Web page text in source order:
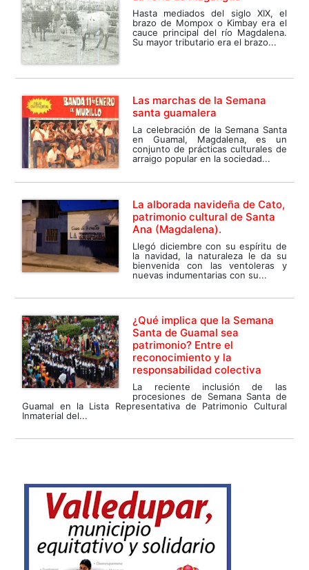
Hasta mediados del siglo XIX, el
brazo de Mompox o Kimbay era el
cauce principal del río Magdalena.
Su mayor tributario era el brazo...
Las marchas de la Semana
santa guamalera
La celebración de la Semana Santa
en Guamal, Magdalena, es un
conjunto de prácticas culturales de
arraigo popular en la sociedad...
La alborada navideña de Cato,
patrimonio cultural de Santa
Ana (Magdalena).
Llegó diciembre con su espíritu de
la navidad, la naturaleza le da su
bienvenida con las ventoleras y
nuevas indumentarias con su...
¿Qué implica que la Semana
Santa de Guamal sea
patrimonio? Entre el
reconocimiento y la
responsabilidad colectiva
La reciente inclusión de las
procesiones de Semana Santa de
Guamal en la Lista Representativa de Patrimonio Cultural
Inmaterial del...